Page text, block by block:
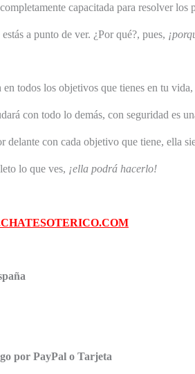
capacitada para resolver
a punto de ver. ¿Por qué?, pues,
en todos los objetivos que tienes en tu
con todo lo demás, con seguridad es
delante con cada objetivo que tiene, ella
lo que ves, ¡ella podrá hacerlo!
por PayPal o Tarjeta